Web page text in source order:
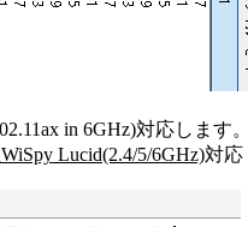
in 6GHz)対応します。
Lucid(2.4/5/6GHz)対応